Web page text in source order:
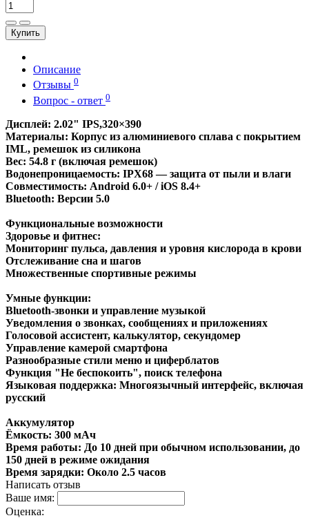
Купить
Описание
Отзывы 0
Вопрос - ответ 0
Дисплей: 2.02" IPS,320×390
Материалы: Корпус из алюминиевого сплава с покрытием
IML, ремешок из силикона
Вес: 54.8 г (включая ремешок)
Водонепроницаемость: IPX68 — защита от пыли и влаги
Совместимость: Android 6.0+ / iOS 8.4+
Bluetooth: Версии 5.0
Функциональные возможности
Здоровье и фитнес:
Мониторинг пульса, давления и уровня кислорода в крови
Отслеживание сна и шагов
Множественные спортивные режимы
Умные функции:
Bluetooth-звонки и управление музыкой
Уведомления о звонках, сообщениях и приложениях
Голосовой ассистент, калькулятор, секундомер
Управление камерой смартфона
Разнообразные стили меню и циферблатов
Функция "Не беспокоить", поиск телефона
Языковая поддержка: Многоязычный интерфейс, включая
русский
Аккумулятор
Ёмкость: 300 мАч
Время работы: До 10 дней при обычном использовании, до
150 дней в режиме ожидания
Время зарядки: Около 2.5 часов
Написать отзыв
Ваше имя:
Оценка: